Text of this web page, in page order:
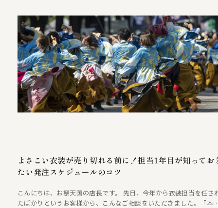
よさこい衣装が売り切れる前に！担当1年目が知ってお
たい発注スケジュールのコツ
こんにちは、お祭天国の店長です。 先日、今年から衣装担当を任さ
たばかりというお客様から、こんなご相談をいただきました。「本